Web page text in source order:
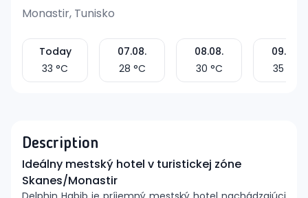
Monastir, Tunisko
Today
33 °C
07.08.
28 °C
08.08.
30 °C
09.08.
35
Description
Ideálny mestský hotel v turistickej zóne
Skanes/Monastir